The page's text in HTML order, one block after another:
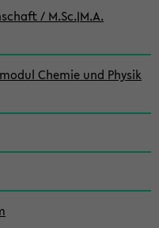
/ M.Sc.|M.A.
Chemie und Physik